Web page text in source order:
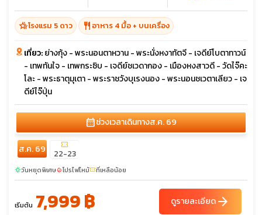
hotel_classโรงแรม 5 ดาว restaurant อาหาร 4 มื้อ + บนเครื่อง
เที่ยว:ย่างกุ้ง - พระนอนตาหวาน - พระนั่งหงาทัตจี - เจดีย์โบตาทาวน์
- เทพทันใจ - เทพกระซิบ - เจดีย์ชเวดากอง - เมืองหงสาวดี - วัดไจ๊คะ
โละ - พระธาตุมุเตา - พระราชวังบุเรงนอง - พระนอนชเวตาเลียว - เจ
ดีย์ไจ๊ปุ่น
calendar_monthช่วงเวลาเดินทางส.ค. 69
ส.ค. 69 confirmation_number
22-23
sunnyวันหยุดพิเศษlocal_fire_departmentโปรไฟไหม้confirmation_numberที่เหลือน้อย
เริ่มต้น 7,999 ฿ ดูรายละเอียดarrow_forward